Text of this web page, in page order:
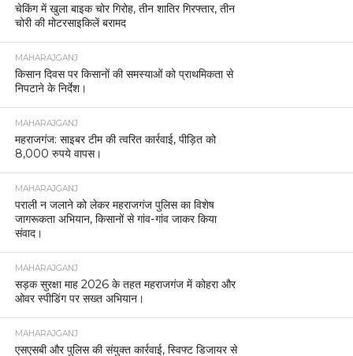
चेकिंग में खुला बाइक चोर गिरोह, तीन शातिर गिरफ्तार, तीन
चोरी की मोटरसाइकिलें बरामद
MAHARAJGANJ
किसान दिवस पर किसानों की समस्याओं को प्राथमिकता से
निपटाने के निर्देश।
MAHARAJGANJ
महराजगंज: साइबर टीम की त्वरित कार्रवाई, पीड़ित को
8,000 रुपये वापस।
MAHARAJGANJ
पराली न जलाने को लेकर महराजगंज पुलिस का विशेष
जागरूकता अभियान, किसानों से गांव-गांव जाकर किया
संवाद।
MAHARAJGANJ
सड़क सुरक्षा माह 2026 के तहत महराजगंज में कोहरा और
ओवर स्पीडिंग पर सख्त अभियान।
MAHARAJGANJ
एसएसबी और पुलिस की संयुक्त कार्रवाई, स्विफ्ट डिजायर से